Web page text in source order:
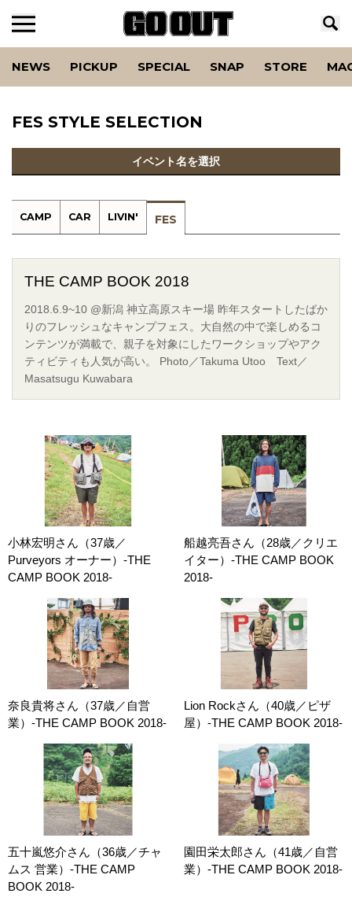
NEWS PICKUP SPECIAL SNAP STORE
FES STYLE SELECTION
イベント名を選択
CAMP CAR LIVIN' FES
THE CAMP BOOK 2018
2018.6.9~10 @新潟 神立高原スキー場 昨年スタートしたばか
りのフレッシュなキャンプフェス。大自然の中で楽しめるコ
ンテンツが満載で、親子を対象にしたワークショップやアク
ティビティも人気が高い。 Photo／Takuma Utoo Text／
Masatsugu Kuwabara
小林宏明さん（37歳／
Purveyors オーナー）-THE
CAMP BOOK 2018-
船越亮吾さん（28歳／クリエ
イター）-THE CAMP BOOK
2018-
奈良貴将さん（37歳／自営
業）-THE CAMP BOOK 2018-
Lion Rockさん（40歳／ピザ
屋）-THE CAMP BOOK 2018-
五十嵐悠介さん（36歳／チャ
ムス 営業）-THE CAMP
BOOK 2018-
園田栄太郎さん（41歳／自営
業）-THE CAMP BOOK 2018-